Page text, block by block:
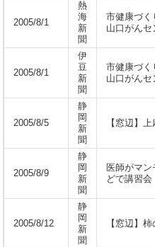
2005/8/1
熱
海
新
聞
市健康づ
山口がん
2005/8/1
伊
豆
新
聞
市健康づ
山口がん
2005/8/5
静
岡
新
聞
【窓辺】
2005/8/9
静
岡
新
聞
医師がマ
どで講習会
2005/8/12
静
岡
新
聞
【窓辺】